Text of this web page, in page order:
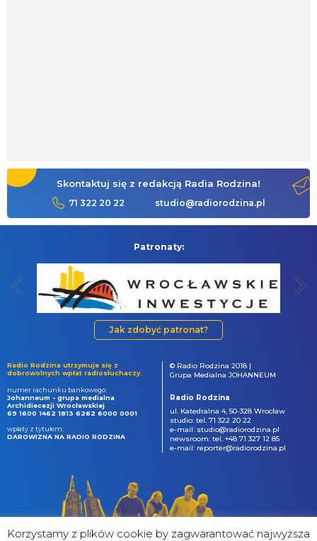
Skontaktuj się z redakcją Radia Rodzina!
71 322 20 22 studio@radiorodzina.pl
Patronaty:
Jak zdobyć patronat?
Radio Rodzina utrzymuje się z
dobrowolnych wpłat radiosłuchaczy.
numer rachunku bankowego:
Johanneum - grupa medialna
Archidiecezji Wrocławskiej
69 1600 1462 1813 6262 6000 0001
wpłaty z tytułem:
DAROWIZNA NA RADIO RODZINA
© Radio Rodzina 2018 |
Grupa Medialna JOHANNEUM
Radio Rodzina
ul. Katedralna 4, 50-328 Wrocław
studio: tel. 71 322 20 22
e-mail: studio@radiorodzina.pl
newsroom: tel. +48 71 327 12 85
e-mail: reporter@radiorodzina.pl
Korzystamy z plików cookie by zagwarantować najwyższa